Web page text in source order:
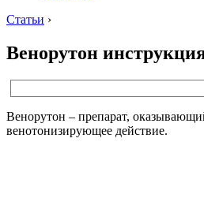
Статьи ›
Венорутон
Венорутон – препарат,
венотонизирующее действие.